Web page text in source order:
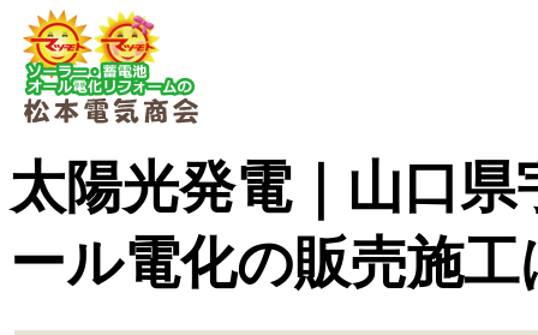
太陽光発電｜山口
ール電化の販売施